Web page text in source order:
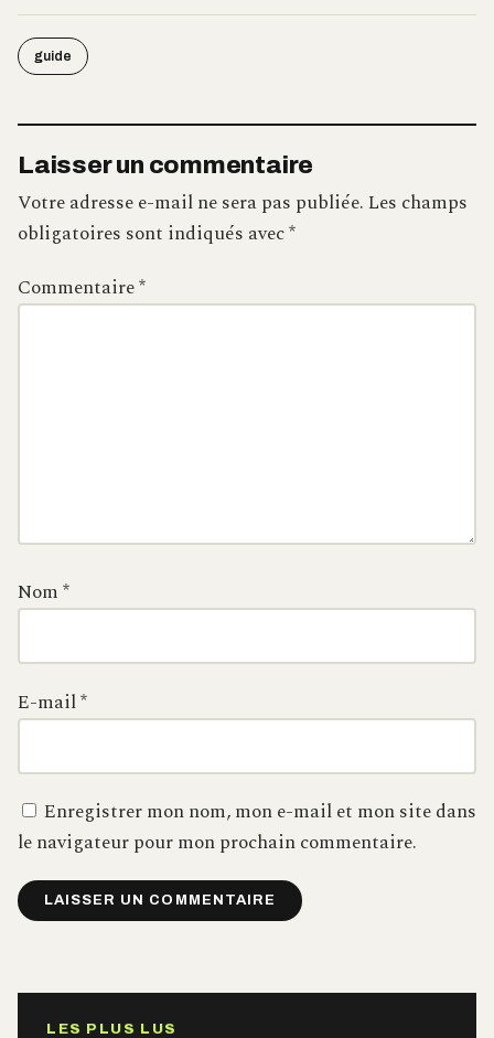
guide
Laisser un commentaire
Votre adresse e-mail ne sera pas publiée.Les champs
obligatoires sont indiqués avec*
Commentaire*
Nom*
E-mail*
Enregistrer mon nom, mon e-mail et mon site dans
le navigateur pour mon prochain commentaire.
LES PLUS LUS